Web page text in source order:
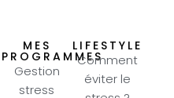
MES
PROGRAMMES
Gestion
stress
LIFESTYLE
Comment
éviter le